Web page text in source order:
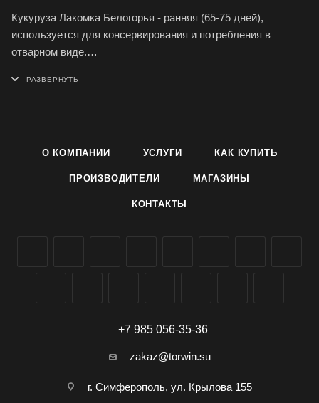
Кукуруза Лакомка Белогорья - ранняя (65-75 дней),
используется для консервирования и потребления в
отварном виде.
Растение среднерослое, высотой 145-150 см, початок
вкусовые качества.
семена кукурузы сорта Лакомка Белогорья можно в
О КОМПАНИИ УСЛУГИ КАК КУПИТЬ
ПРОИЗВОДИТЕЛИ МАГАЗИНЫ
КОНТАКТЫ
+7 985 056-35-36
zakaz@torwin.su
г. Симферополь, ул. Крылова 155